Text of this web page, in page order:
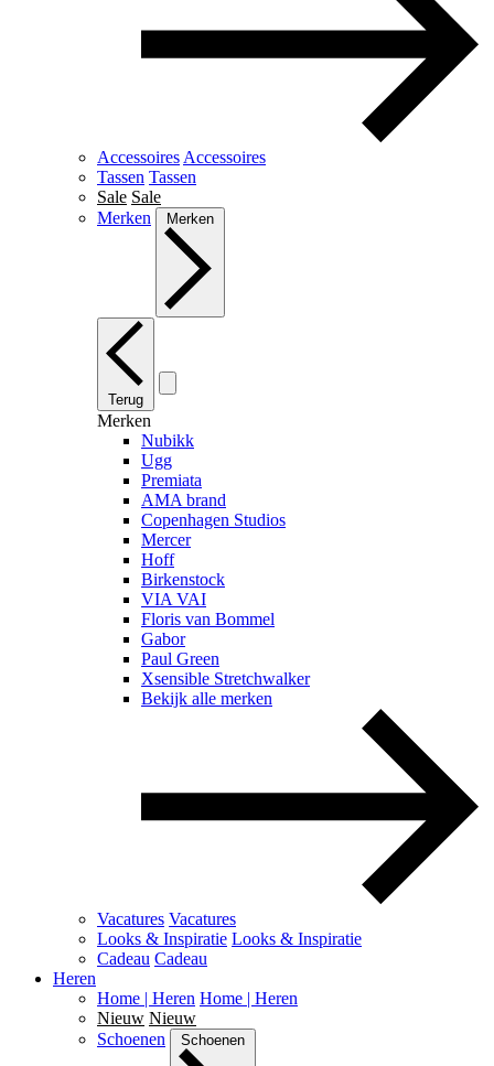
Accessoires Accessoires
Tassen Tassen
Sale Sale
Merken
Merken
Terug
Merken
Nubikk
Ugg
Premiata
AMA brand
Copenhagen Studios
Mercer
Hoff
Birkenstock
VIA VAI
Floris van Bommel
Gabor
Paul Green
Xsensible Stretchwalker
Bekijk alle merken
Vacatures Vacatures
Looks & Inspiratie Looks & Inspiratie
Cadeau Cadeau
Heren
Home | Heren Home | Heren
Nieuw Nieuw
Schoenen
Schoenen